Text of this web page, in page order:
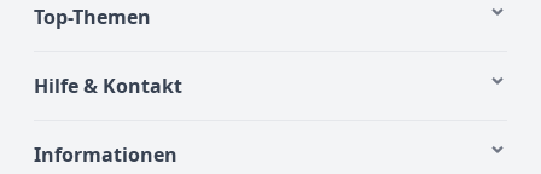
Top-Themen
Hilfe & Kontakt
Informationen